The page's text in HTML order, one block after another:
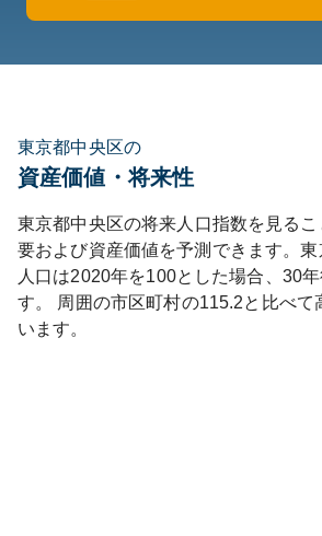
東京都中央区の
資産価値・将来性
東京都中央区の将来人口指数を見る
要および資産価値を予測できます。東
人口は2020年を100とした場合、30年
す。
周囲の市区町村の115.2と比べて
います。